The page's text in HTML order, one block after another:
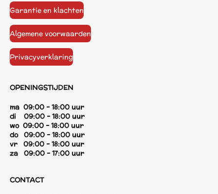
Garantie en klachten
Algemene voorwaarden
Privacyverklaring
OPENINGSTIJDEN
ma 09:00 - 18:00 uur
di 09:00 - 18:00 uur
wo 09:00 - 18:00 uur
do 09:00 - 18:00 uur
vr 09:00 - 18:00 uur
za 09:00 - 17:00 uur
CONTACT